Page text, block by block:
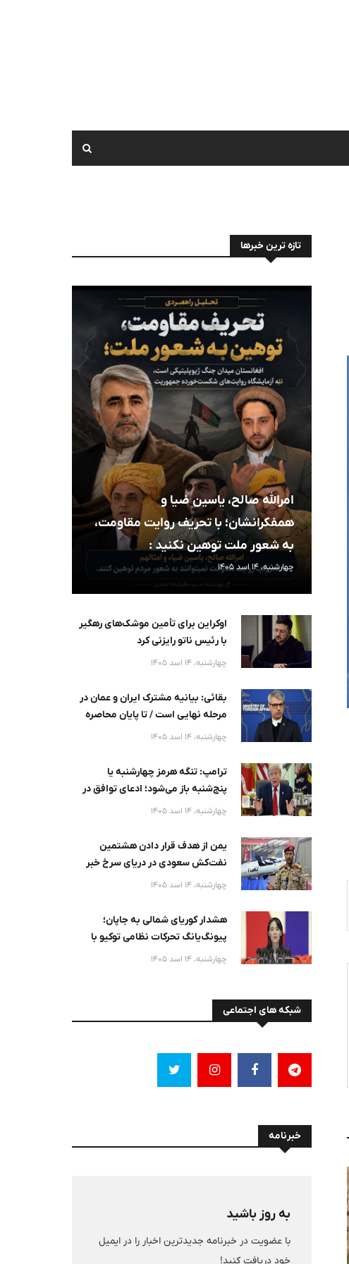
تازه ترین خبرها
امرالله صالح، یاسین ضیا و
همفکرانشان؛ با تحریف روایت مقاومت،
به شعور ملت توهین نکنید :
چهارشنبه، 14 اسد 1405
اوکراین برای تأمین موشک‌های رهگیر
با رئیس ناتو رایزنی کرد
چهارشنبه، 14 اسد 1405
بقائی: بیانیه مشترک ایران و عمان در
مرحله نهایی است / تا پایان محاصره
آمریکا، تنگه هرمز امن نخواهد
چهارشنبه، 14 اسد 1405
ترامپ: تنگه هرمز چهارشنبه یا
پنج‌شنبه باز می‌شود؛ ادعای توافق در
روزهای آینده
چهارشنبه، 14 اسد 1405
یمن از هدف قرار دادن هشتمین
نفت‌کش سعودی در دریای سرخ خبر
داد
چهارشنبه، 14 اسد 1405
هشدار کوریای شمالی به جاپان؛
پیونگ‌یانگ تحرکات نظامی توکیو با
حمایت امریکا را محکوم کرد
چهارشنبه، 14 اسد 1405
شبکه های اجتماعی
خبرنامه
به روز باشید
با عضویت در خبرنامه جدیدترین اخبار را در ایمیل
خود دریافت کنید!